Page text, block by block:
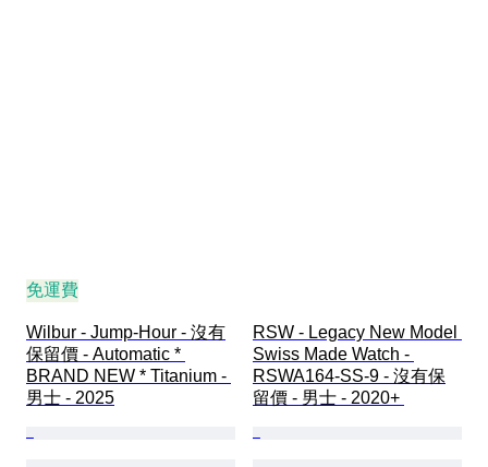
免運費
Wilbur - Jump-Hour - 沒有
保留價 - Automatic *
BRAND NEW * Titanium -
男士 - 2025
RSW - Legacy New Model
Swiss Made Watch -
RSWA164-SS-9 - 沒有保
留價 - 男士 - 2020+